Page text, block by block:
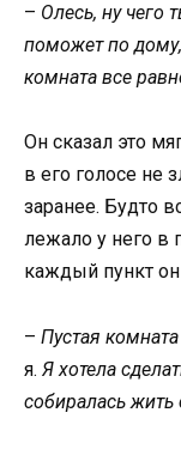
– Олесь, ну чего
поможет по
комната все
Он сказал это
в его голосе не
заранее. Будто
лежало у него в
каждый пункт он
– Пустая
я. Я хотела
собиралась